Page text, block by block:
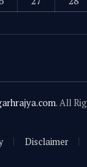
. All
Disclaimer